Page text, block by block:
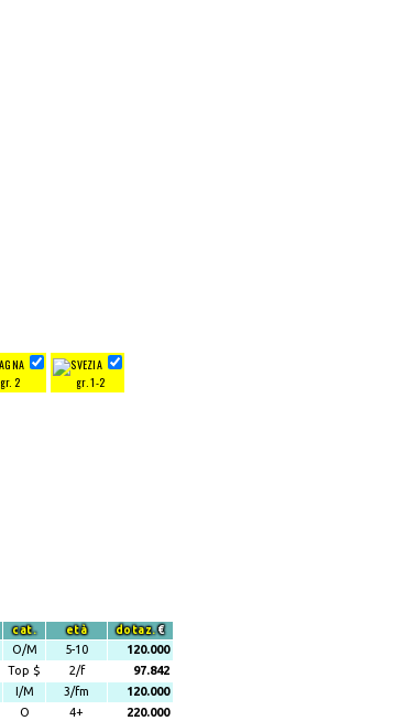
gr. 2 gr. 1-2
cat. età dotaz.€
O/M 5-10
120.000
Top $ 2/f
97.842
I/M 3/fm
120.000
O 4+
220.000